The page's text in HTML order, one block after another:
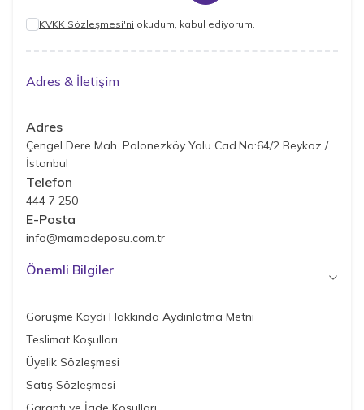
KVKK Sözleşmesi'ni okudum, kabul ediyorum.
Adres & İletişim
Adres
Çengel Dere Mah. Polonezköy Yolu Cad.No:64/2 Beykoz /
İstanbul
Telefon
444 7 250
E-Posta
info@mamadeposu.com.tr
Önemli Bilgiler
Görüşme Kaydı Hakkında Aydınlatma Metni
Teslimat Koşulları
Üyelik Sözleşmesi
Satış Sözleşmesi